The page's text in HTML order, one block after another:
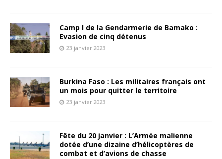
Camp I de la Gendarmerie de Bamako :
Evasion de cinq détenus
23 janvier 2023
Burkina Faso : Les militaires français ont
un mois pour quitter le territoire
23 janvier 2023
Fête du 20 janvier : L’Armée malienne
dotée d’une dizaine d’hélicoptères de
combat et d’avions de chasse